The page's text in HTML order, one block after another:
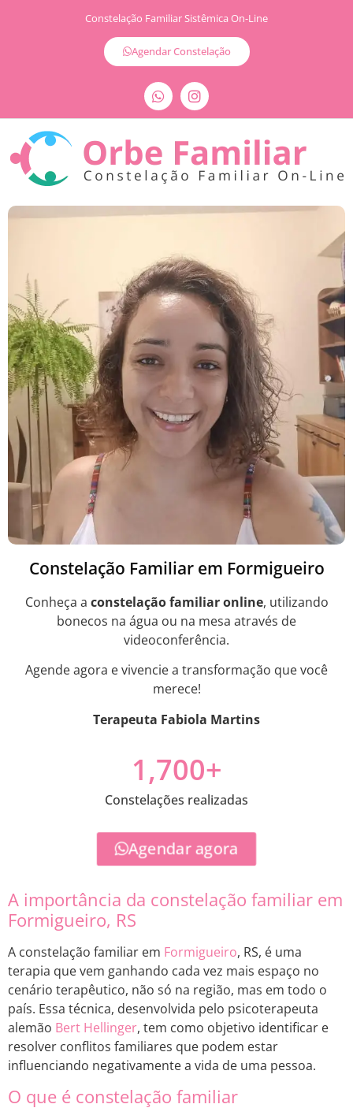
Constelação Familiar Sistêmica On-Line
Agendar Constelação
Constelação Familiar em Formigueiro
Conheça a constelação familiar online, utilizando
bonecos na água ou na mesa através de
videoconferência.
Agende agora e vivencie a transformação que você
merece!
Terapeuta Fabiola Martins
Constelações realizadas
1,700+
Agendar agora
A importância da constelação familiar em
Formigueiro, RS
A constelação familiar em Formigueiro, RS, é uma
terapia que vem ganhando cada vez mais espaço no
cenário terapêutico, não só na região, mas em todo o
país. Essa técnica, desenvolvida pelo psicoterapeuta
alemão Bert Hellinger, tem como objetivo identificar e
resolver conflitos familiares que podem estar
influenciando negativamente a vida de uma pessoa.
O que é constelação familiar